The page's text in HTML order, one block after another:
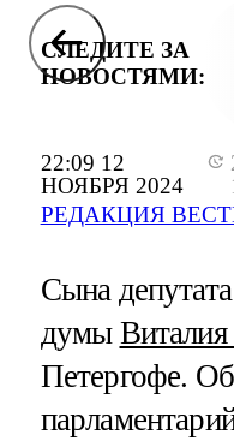
22:09 12
НОЯБРЯ 2024
РЕДАКЦИЯ
СЛЕДИТЕ ЗА
НОВОСТЯМИ:
Сына
думы
Петергофе.